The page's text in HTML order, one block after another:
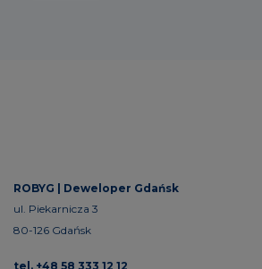
ROBYG | Deweloper Gdańsk
ul. Piekarnicza 3
80-126 Gdańsk
tel. +48 58 333 12 12